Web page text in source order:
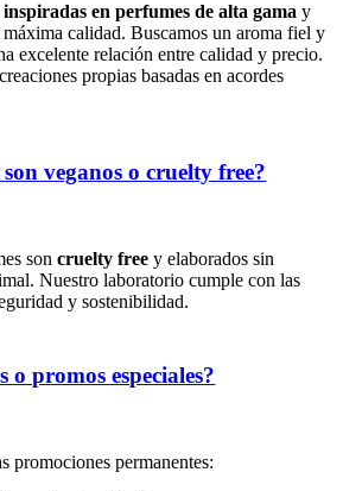
inspiradas en perfumes de alta gama y
máxima calidad. Buscamos un aroma fiel y
excelente relación entre calidad y precio.
propias basadas en acordes
veganos o cruelty free?
soncruelty free y elaborados sin
Nuestro laboratorio cumple con las
y sostenibilidad.
o promos especiales?
promociones permanentes: